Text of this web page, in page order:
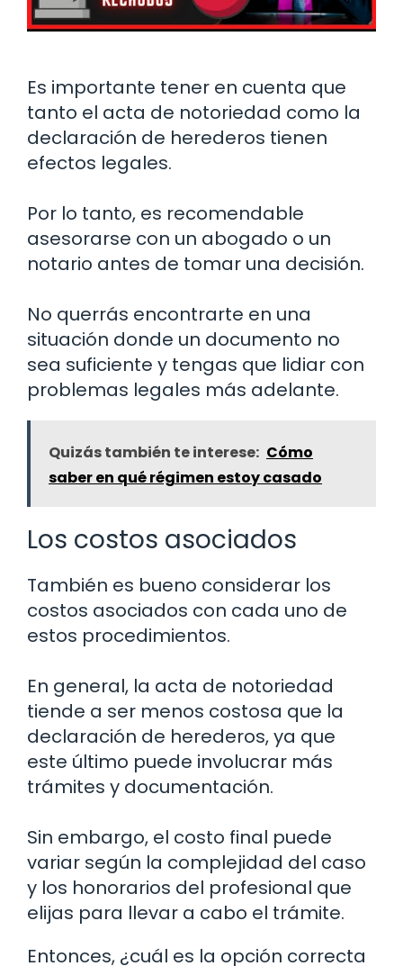
Es importante tener en cuenta que
tanto el acta de notoriedad como la
declaración de herederos tienen
efectos legales.
Por lo tanto, es recomendable
asesorarse con un abogado o un
notario antes de tomar una decisión.
No querrás encontrarte en una
situación donde un documento no
sea suficiente y tengas que lidiar con
problemas legales más adelante.
Quizás también te interese: Cómo
saber en qué régimen estoy casado
Los costos asociados
También es bueno considerar los
costos asociados con cada uno de
estos procedimientos.
En general, la acta de notoriedad
tiende a ser menos costosa que la
declaración de herederos, ya que
este último puede involucrar más
trámites y documentación.
Sin embargo, el costo final puede
variar según la complejidad del caso
y los honorarios del profesional que
elijas para llevar a cabo el trámite.
Entonces, ¿cuál es la opción correcta